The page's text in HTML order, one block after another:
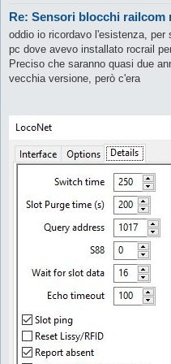
Re: Sensori blocchi railcom
oddio io ricordavo l'esistenza, per
pc dove avevo installato rocrail
Preciso che saranno quasi due
vecchia versione, però c'era